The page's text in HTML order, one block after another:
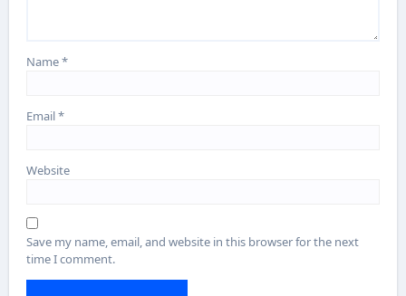
Name*
Email*
Website
Save my name, email, and website in this browser for the next
time I comment.